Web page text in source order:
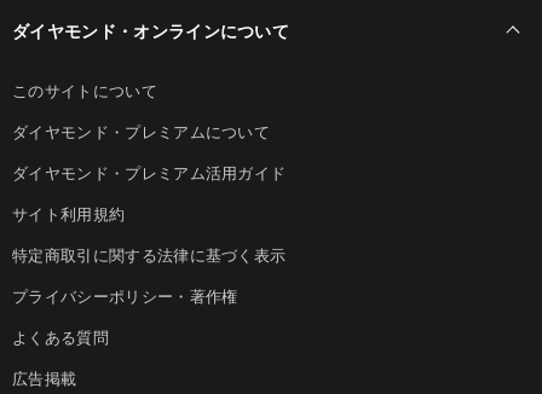
ダイヤモンド・オンラインについて
このサイトについて
ダイヤモンド・プレミアムについて
ダイヤモンド・プレミアム活用ガイド
サイト利用規約
特定商取引に関する法律に基づく表示
プライバシーポリシー・著作権
よくある質問
広告掲載